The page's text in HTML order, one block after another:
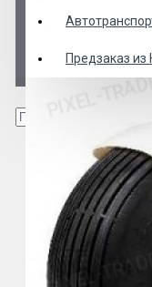
Предзаказ из